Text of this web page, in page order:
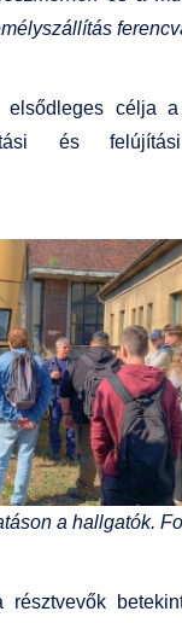
ösztöndíjak
Szolgáltatások
Hallgatói laptop
Antal
Tehetségnap
Studium
Életpályamodell
Képzési
és Tanulmányi
partnereink
elsődleges célja
és
a hallgatók.